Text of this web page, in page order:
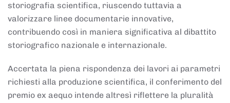
storiografia scientifica, riuscendo tuttavia a
valorizzare linee documentarie innovative,
contribuendo così in maniera significativa al dibattito
storiografico nazionale e internazionale.
Accertata la piena rispondenza dei lavori ai parametri
richiesti alla produzione scientifica, il conferimento del
premio ex aequo intende altresì riflettere la pluralità